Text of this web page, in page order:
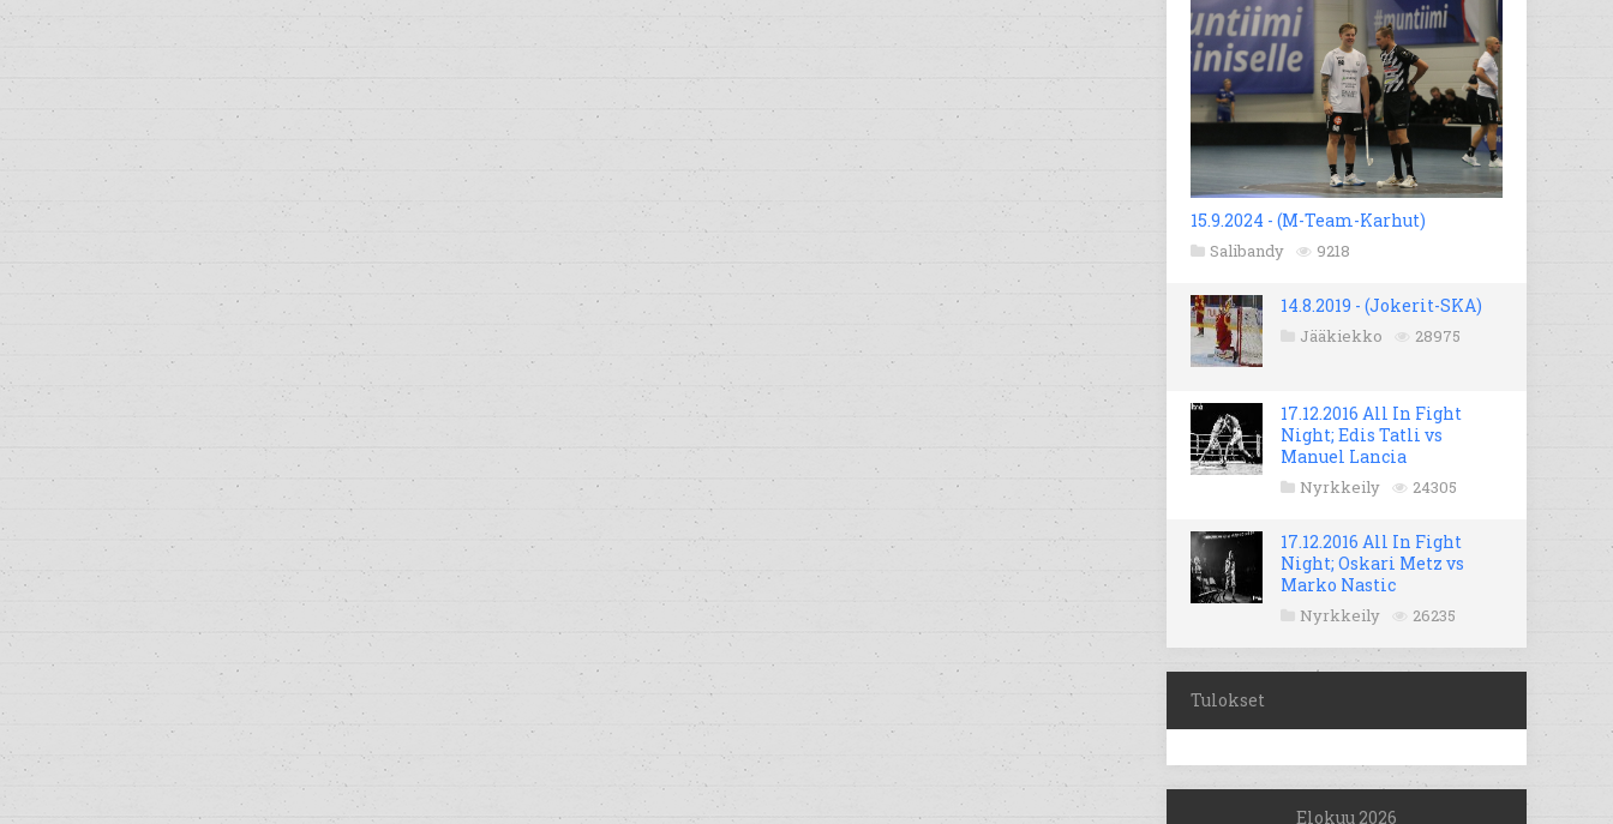
15.9.2024 - (M-Team-Karhut)
Salibandy 9218
14.8.2019 - (Jokerit-SKA)
Jääkiekko 28975
17.12.2016 All In Fight
Night; Edis Tatli vs
Manuel Lancia
Nyrkkeily 24305
17.12.2016 All In Fight
Night; Oskari Metz vs
Marko Nastic
Nyrkkeily 26235
Tulokset
Elokuu 2026